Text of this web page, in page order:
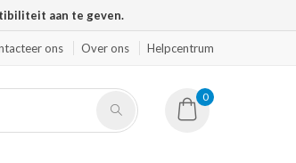
aan te geven.
ons Over ons Helpcentrum
0